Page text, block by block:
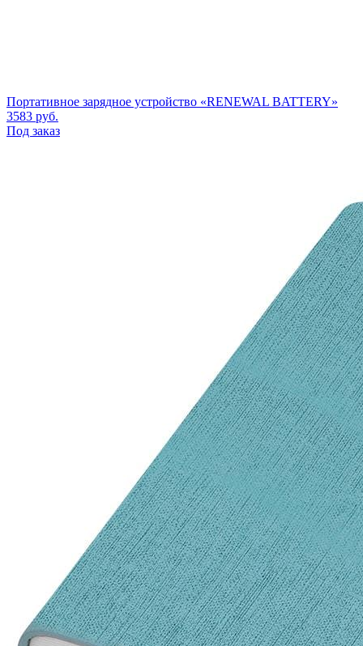
Портативное зарядное устройство «RENEWAL BATTERY»
3583 руб.
Под заказ